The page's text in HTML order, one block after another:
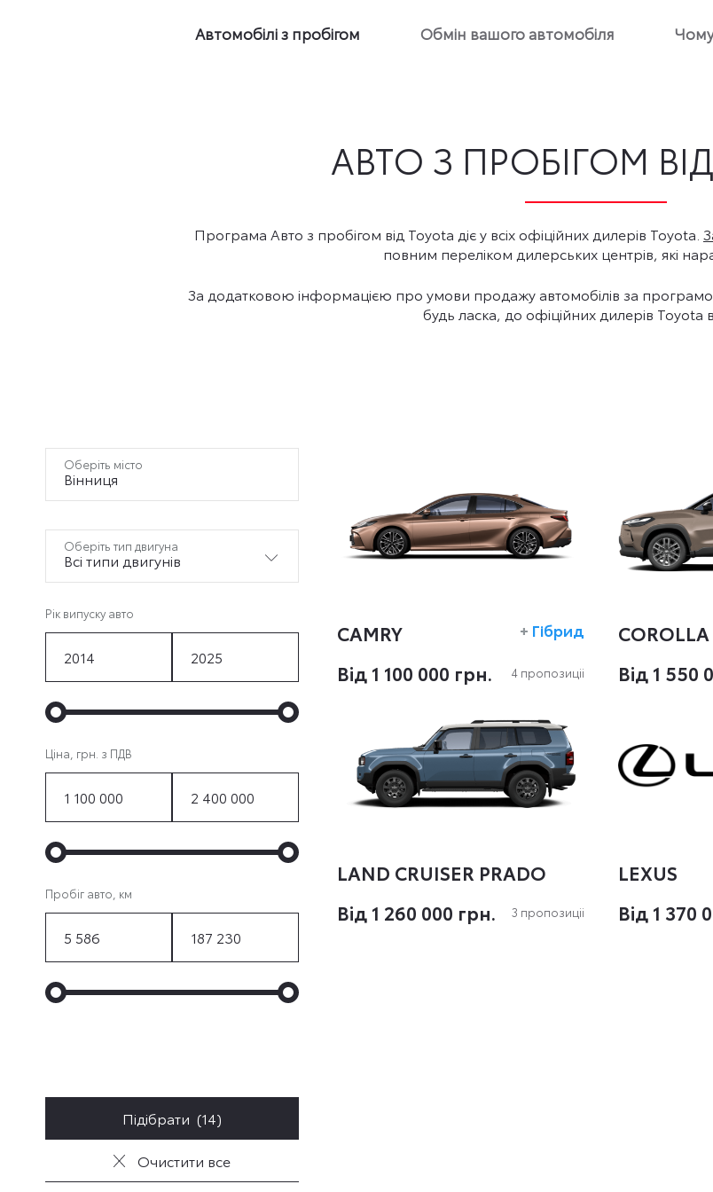
Автомобілі з пробігом Обмін вашого автомобіля Чому
АВТО З ПРОБІГОМ ВІД
Програма Авто з пробігом від Toyota діє у всіх офіційних дилерів Toyota.
повним переліком дилерських центрів, які
За додатковою інформацією про умови продажу автомобілів за
будь ласка, до офіційних дилерів Toyota в
Оберіть місто
Вінниця
Оберіть тип двигуна
Bсі типи двигунів
Рік випуску авто
Ціна, грн. з ПДВ
Пробіг авто, км
Підібрати (14)
Очистити все
CAMRY + Гібрид
Вiд 1 100 000 грн. 4 пропозиціi
COROLLA
Вiд 1 550
LAND CRUISER PRADO
Вiд 1 260 000 грн.
3 пропозиціi
LEXUS
Вiд 1 370